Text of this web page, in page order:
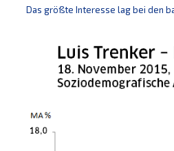
Das größte Interesse lag bei den